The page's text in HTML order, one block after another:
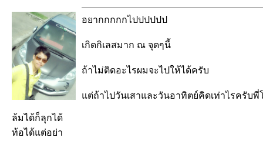
ล้มได้ก็ลุกได้
ท้อได้แต่อย่า
อยากกกกกไปปปปปป
เกิดกิเลสมาก ณ จุดๆนี้
ถ้าไม่ติดอะไรผมจะไปให้ได้ครับ
แต่ถ้าไปวันเสาและวันอาทิตย์คิดเท่าไรครับพี่